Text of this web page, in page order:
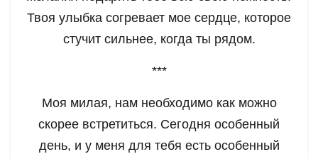
Твоя улыбка согревает мое сердце, которое
стучит сильнее, когда ты рядом.
***
Моя милая, нам необходимо как можно
скорее встретиться. Сегодня особенный
день, и у меня для тебя есть особенный